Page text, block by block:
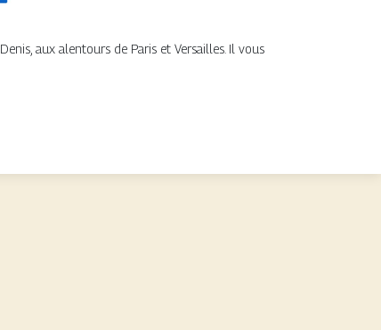
aux alentours de Paris et Versailles. Il vous